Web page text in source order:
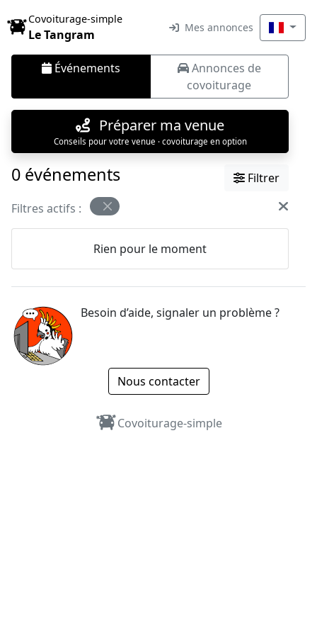
Covoiturage-simple
Le Tangram Mes annonces
Événements
Annonces de
covoiturage
Préparer ma venue
Conseils pour votre venue · covoiturage en option
0 événements
Filtrer
Filtres actifs :
Rien pour le moment
Besoin d’aide, signaler un problème ?
Nous contacter
Covoiturage-simple